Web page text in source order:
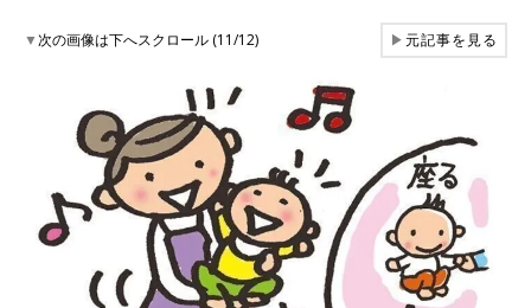
▼次の画像は下へスクロール (11/12) ▶元記事を見る